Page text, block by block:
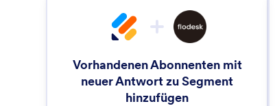
Vorhandenen Abonnenten mit
neuer Antwort zu Segment
hinzufügen